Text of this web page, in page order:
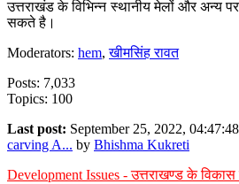
उत्तराखंड के विभिन्न स्थानीय मेलों और अन्य
सकते है।
Moderators: hem,खीमसिंह रावत
Posts: 7,033
Topics: 100
Last post: September 25, 2022,
carving A... by Bhishma Kukreti
Development Issues - उत्तराखण्ड के विकास